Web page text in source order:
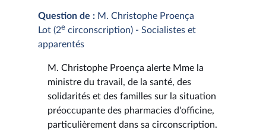
Question de : M. Christophe Proença
Lot (2e circonscription) - Socialistes et
apparentés
M. Christophe Proença alerte Mme la
ministre du travail, de la santé, des
solidarités et des familles sur la situation
préoccupante des pharmacies d'officine,
particulièrement dans sa circonscription.